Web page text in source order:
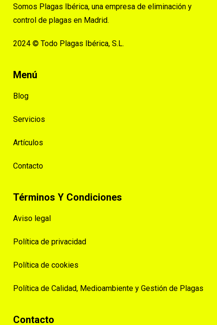
Somos Plagas Ibérica, una empresa de eliminación y
control de plagas en Madrid.
2024 © Todo Plagas Ibérica, S.L.
Menú
Blog
Servicios
Artículos
Contacto
Términos Y Condiciones
Aviso legal
Política de privacidad
Política de cookies
Política de Calidad, Medioambiente y Gestión de Plagas
Contacto